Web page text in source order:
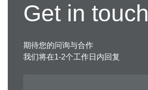
Get in touch
期待您的问询与合作
我们将在1-2个工作日内回复